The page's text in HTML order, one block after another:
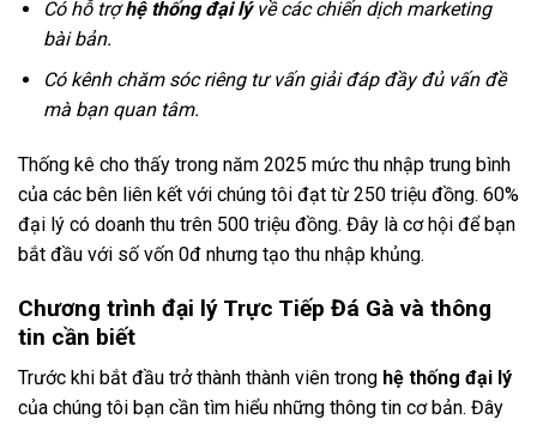
Có hỗ trợhệ thống đại lývề các chiến dịch marketing
bài bản.
Có kênh chăm sóc riêng tư vấn giải đáp đầy đủ vấn đề
mà bạn quan tâm.
Thống kê cho thấy trong năm 2025 mức thu nhập trung bình
của các bên liên kết với chúng tôi đạt từ 250 triệu đồng. 60%
đại lý có doanh thu trên 500 triệu đồng. Đây là cơ hội để bạn
bắt đầu với số vốn 0đ nhưng tạo thu nhập khủng.
Chương trình đại lý Trực Tiếp Đá Gà và thông
tin cần biết
Trước khi bắt đầu trở thành thành viên trong hệ thống đại lý
của chúng tôi bạn cần tìm hiểu những thông tin cơ bản. Đây